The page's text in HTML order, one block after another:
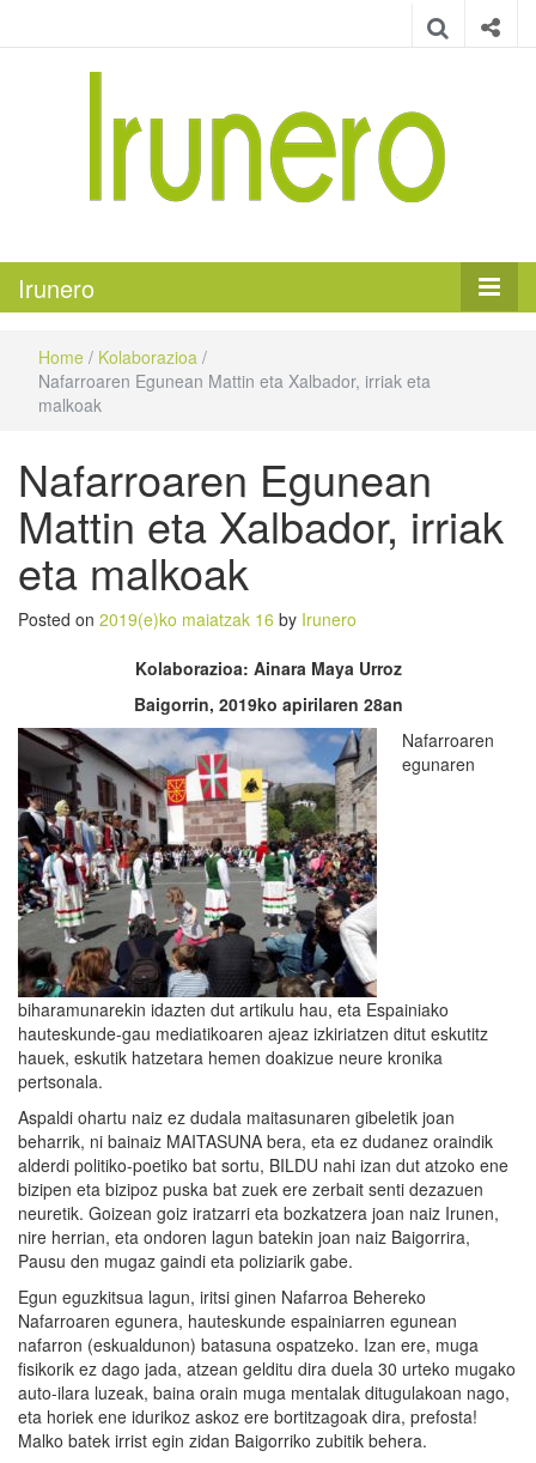
Irunero
Home / Kolaborazioa /
Nafarroaren Egunean Mattin eta Xalbador, irriak eta
malkoak
Nafarroaren Egunean
Mattin eta Xalbador, irriak
eta malkoak
Posted on 2019(e)ko maiatzak 16 by Irunero
Kolaborazioa: Ainara Maya Urroz
Baigorrin, 2019ko apirilaren 28an
Nafarroaren
egunaren
biharamunarekin idazten dut artikulu hau, eta Espainiako
hauteskunde-gau mediatikoaren ajeaz izkiriatzen ditut eskutitz
hauek, eskutik hatzetara hemen doakizue neure kronika
pertsonala.
Aspaldi ohartu naiz ez dudala maitasunaren gibeletik joan
beharrik, ni bainaiz MAITASUNA bera, eta ez dudanez oraindik
alderdi politiko-poetiko bat sortu, BILDU nahi izan dut atzoko ene
bizipen eta bizipoz puska bat zuek ere zerbait senti dezazuen
neuretik. Goizean goiz iratzarri eta bozkatzera joan naiz Irunen,
nire herrian, eta ondoren lagun batekin joan naiz Baigorrira,
Pausu den mugaz gaindi eta poliziarik gabe.
Egun eguzkitsua lagun, iritsi ginen Nafarroa Behereko
Nafarroaren egunera, hauteskunde espainiarren egunean
nafarron (eskualdunon) batasuna ospatzeko. Izan ere, muga
fisikorik ez dago jada, atzean gelditu dira duela 30 urteko mugako
auto-ilara luzeak, baina orain muga mentalak ditugulakoan nago,
eta horiek ene idurikoz askoz ere bortitzagoak dira, prefosta!
Malko batek irrist egin zidan Baigorriko zubitik behera.